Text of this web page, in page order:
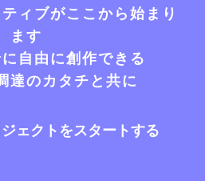
ィブがここから始まり
ます
自由に創作できる
達のカタチと共に
ェクトをスタートする